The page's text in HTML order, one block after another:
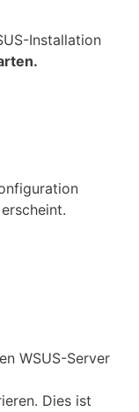
Installation
WSUS-Server
Dies ist